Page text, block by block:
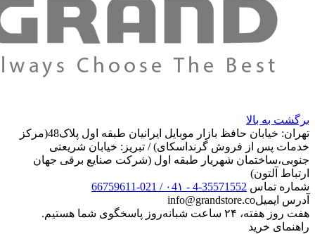
برگشت به بالا
تهران: خیابان حافظ بازار موبایل ایرانیان طبقه اول پلاک48(مرکز
خدمات پس از فروش گرنداسکای) / تبریز: خیابان شریعتی
جنوبی،ساختمان شهریار طبقه اول (شرکت صنایع برقی جهان
ارتباط آلتون)
شماره تماس 35571552-4 - ۰4۱ / 021-66759611
آدرس ایمیلinfo@grandstore.co
هفت روز هفته، ۲۴ ساعت شبانه‌روز پاسخگوی شما هستیم.
راهنمای خرید